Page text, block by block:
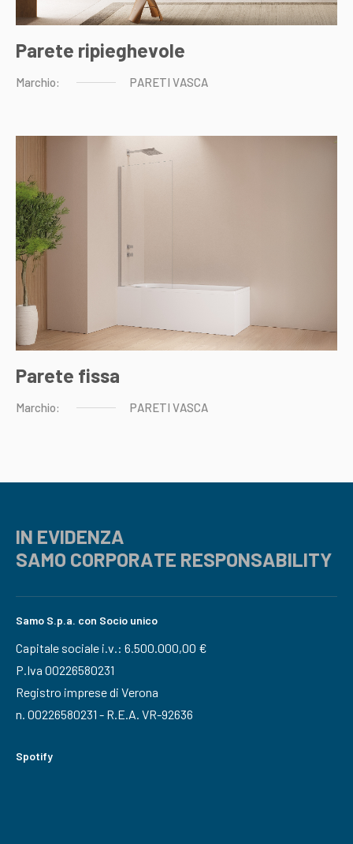
Parete ripieghevole
Marchio: PARETI VASCA
Parete fissa
Marchio: PARETI VASCA
IN EVIDENZA
SAMO CORPORATE RESPONSABILITY
Samo S.p.a. con Socio unico
Capitale sociale i.v.: 6.500.000,00 €
P.Iva 00226580231
Registro imprese di Verona
n. 00226580231 - R.E.A. VR-92636
Spotify